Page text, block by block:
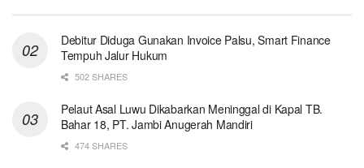
Debitur Diduga Gunakan Invoice Palsu, Smart Finance
Tempuh Jalur Hukum
502 SHARES
Pelaut Asal Luwu Dikabarkan Meninggal di Kapal TB.
Bahar 18, PT. Jambi Anugerah Mandiri
474 SHARES